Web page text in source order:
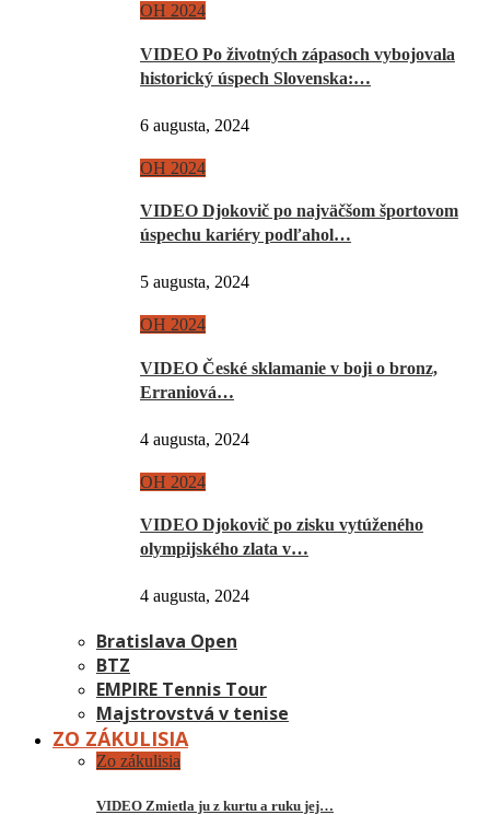
OH 2024
VIDEO Po životných zápasoch vybojovala
historický úspech Slovenska:…
6 augusta, 2024
OH 2024
VIDEO Djokovič po najväčšom športovom
úspechu kariéry podľahol…
5 augusta, 2024
OH 2024
VIDEO České sklamanie v boji o bronz,
Erraniová…
4 augusta, 2024
OH 2024
VIDEO Djokovič po zisku vytúženého
olympijského zlata v…
4 augusta, 2024
Bratislava Open
BTZ
EMPIRE Tennis Tour
Majstrovstvá v tenise
ZO ZÁKULISIA
Zo zákulisia
VIDEO Zmietla ju z kurtu a ruku jej…